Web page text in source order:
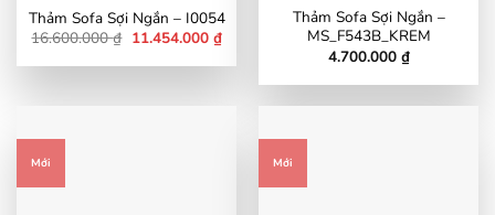
Thảm Sofa Sợi Ngắn – I0054
16.600.000₫ Giá
là:
11.454.000 ₫Giá
hiện
tại
Thảm Sofa Sợi Ngắn –
MS_F543B_KREM
4.700.000 ₫
Mới Mới